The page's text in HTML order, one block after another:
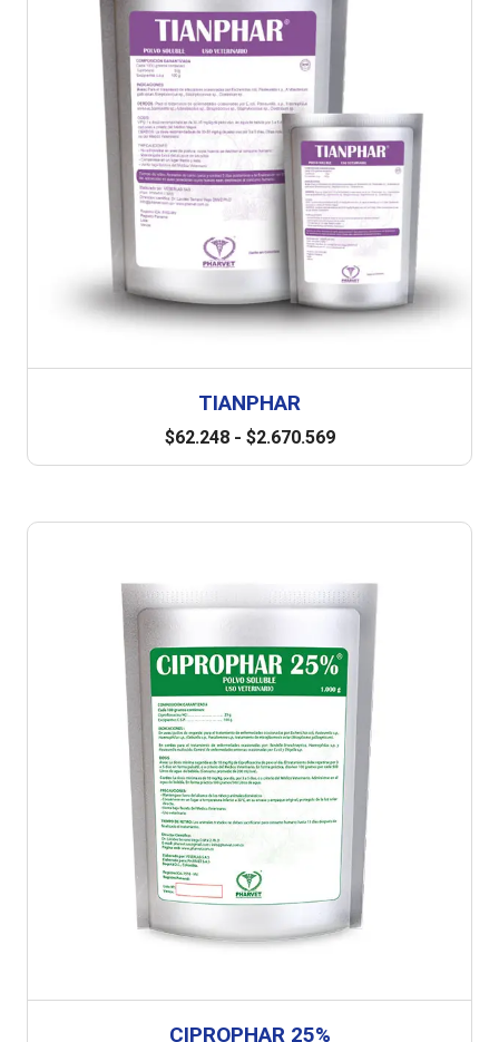
TIANPHAR
$62.248 - $2.670.569
CIPROPHAR 25%